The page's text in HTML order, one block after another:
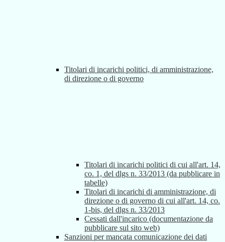
Titolari di incarichi politici, di amministrazione,
di direzione o di governo
Titolari di incarichi politici di cui all'art. 14,
co. 1, del dlgs n. 33/2013 (da pubblicare in
tabelle)
Titolari di incarichi di amministrazione, di
direzione o di governo di cui all'art. 14, co.
1-bis, del dlgs n. 33/2013
Cessati dall'incarico (documentazione da
pubblicare sul sito web)
Sanzioni per mancata comunicazione dei dati